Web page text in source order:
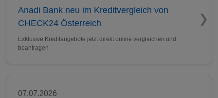
Anadi Bank neu im Kreditvergleich von
CHECK24 Österreich
Exklusive Kreditangebote jetzt direkt online vergleichen und
beantragen
07.07.2026